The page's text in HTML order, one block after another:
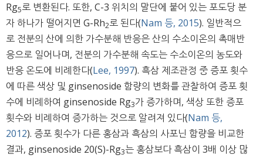
Rg5로 변환된다. 또한, C-3 위치의 말단에 붙어 있는 포도당 분
자 하나가 떨어지면 G-Rh2로 된다(Nam 등, 2015). 일반적으
로 전분의 산에 의한 가수분해 반응은 산의 수소이온의 촉매반
응으로 일어나며, 전분의 가수분해 속도는 수소이온의 농도와
반응 온도에 비례한다(Lee, 1997). 흑삼 제조관정 중 증포 횟수
에 따른 색상 및 ginsenoside 함량의 변화를 관찰하여 증포 횟
수에 비례하여 ginsenoside Rg3가 증가하며, 색상 또한 증포
횟수와 비례하여 증가하는 것으로 알려져 있다(Nam 등,
2012). 증포 횟수가 다른 홍삼과 흑삼의 사포닌 함량을 비교한
결과, ginsenoside 20(S)-Rg3는 홍삼보다 흑삼이 3배 이상 많